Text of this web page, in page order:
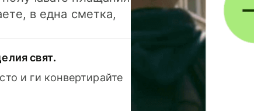
в една сметка,
свят.
и ги конвертирайте